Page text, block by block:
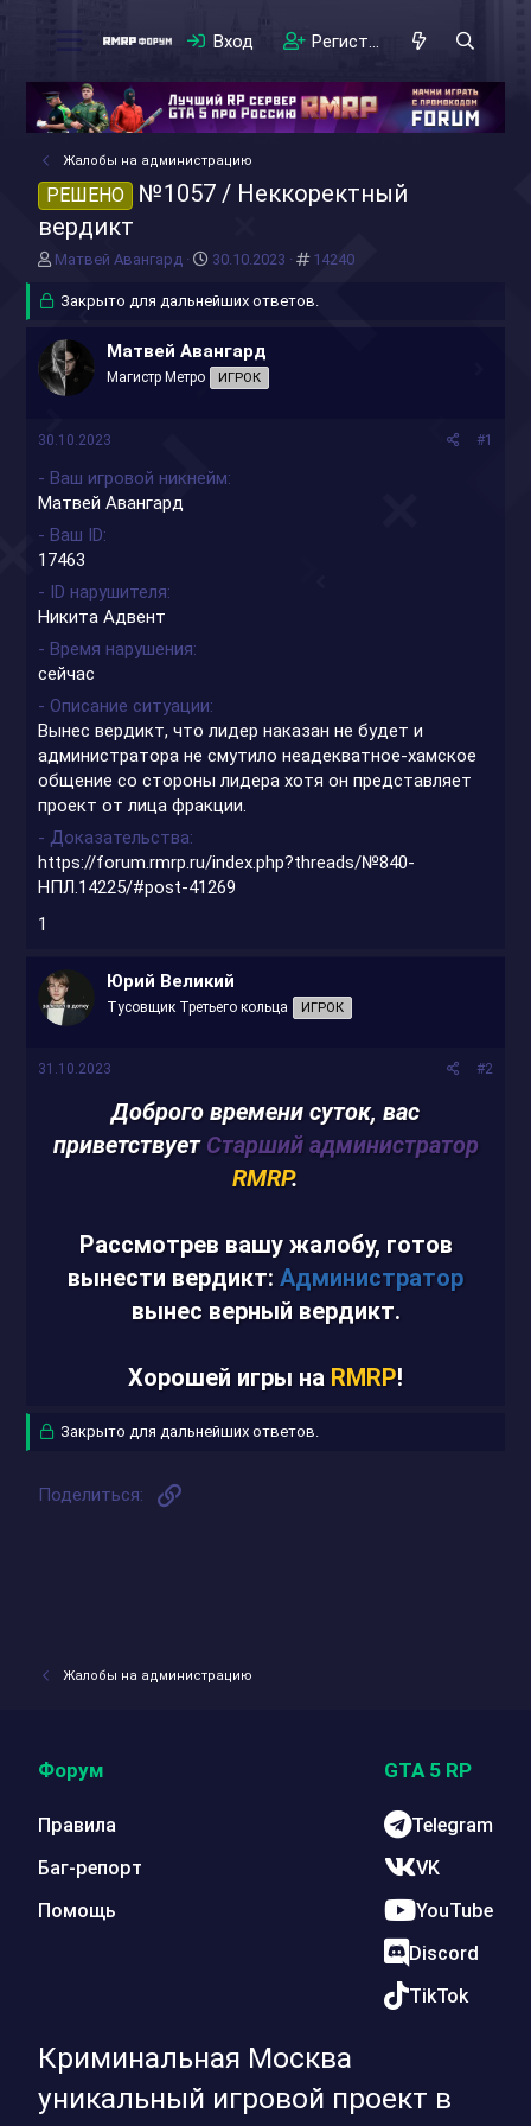
Вход Регистрация
Жалобы на администрацию
РЕШЕНО
№1057 / Неккоректный
вердикт
А
т
р
т
е
Матвей Авангард
Д
т
н
а
ч
30.10.2023 #14240
Закрыто для дальнейших ответов.
Матвей Авангард
Магистр Метро ИГРОК
30.10.2023 #1
- Ваш игровой никнейм
Матвей Авангард
- Ваш ID
17463
- ID нарушителя
Никита Адвент
- Время нарушения
сейчас
- Описание ситуации
Вынес вердикт, что лидер наказан не будет и
администратора не смутило неадекватное-хамское
общение со стороны лидера хотя он представляет
проект от лица фракции.
- Доказательства
https://forum.rmrp.ru/index.php?threads/№840-
НПЛ.14225/#post-41269
1
Юрий Великий
Тусовщик Третьего кольца ИГРОК
31.10.2023 #2
Доброго времени суток, вас
приветствует Старший администратор
RMRP.
Рассмотрев вашу жалобу, готов
вынести вердикт: Администратор
вынес верный вердикт.
Хорошей игры на RMRP!
Закрыто для дальнейших ответов.
Поделиться:
Жалобы на администрацию
Криминальная Москва
уникальный игровой проект в
Форум
Правила
Баг-репорт
Помощь
GTA 5 RP
Telegram
VK
YouTube
Discord
TikTok